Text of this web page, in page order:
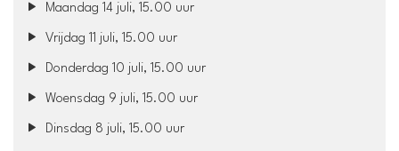
Maandag 14 juli, 15.00 uur
Vrijdag 11 juli, 15.00 uur
Donderdag 10 juli, 15.00 uur
Woensdag 9 juli, 15.00 uur
Dinsdag 8 juli, 15.00 uur